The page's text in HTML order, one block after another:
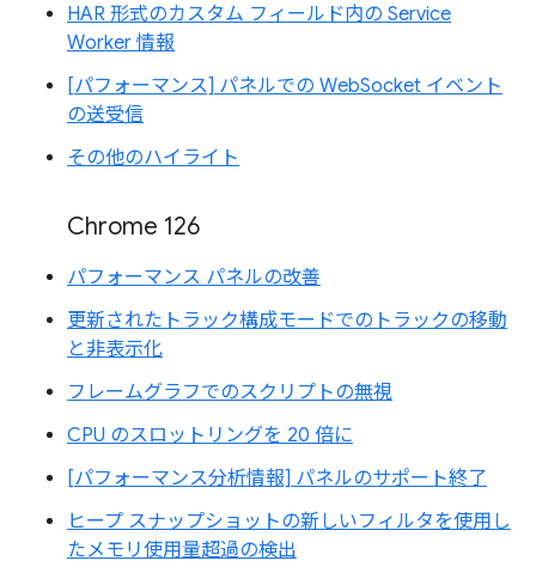
HAR 形式のカスタム フィールド内の Service
Worker 情報
[パフォーマンス] パネルでの WebSocket イベント
の送受信
その他のハイライト
Chrome 126
パフォーマンス パネルの改善
更新されたトラック構成モードでのトラックの移動
と非表示化
フレームグラフでのスクリプトの無視
CPU のスロットリングを 20 倍に
[パフォーマンス分析情報] パネルのサポート終了
ヒープ スナップショットの新しいフィルタを使用し
たメモリ使用量超過の検出